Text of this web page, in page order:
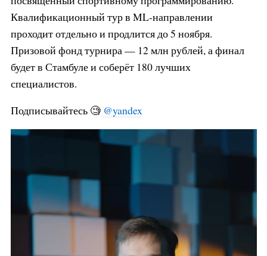
Квалификационный тур в ML-направлении
проходит отдельно и продлится до 5 ноября.
Призовой фонд турнира — 12 млн рублей, а финал
будет в Стамбуле и соберёт 180 лучших
специалистов.
Подписывайтесь 🧐 @yandex